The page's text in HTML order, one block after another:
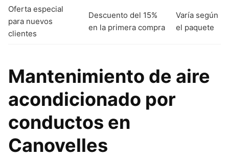
Oferta especial
para nuevos
clientes
Descuento del 15%
en la primera compra
Varía según
el paquete
Mantenimiento de aire
acondicionado por
conductos en
Canovelles